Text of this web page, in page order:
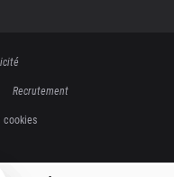
Recrutement
cookies